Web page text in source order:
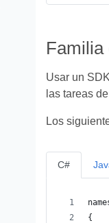
Familia
Usar un
las tareas
Los
C#
{